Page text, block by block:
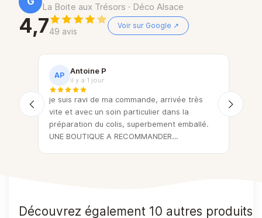
La Boite aux Trésors · Déco Alsace
4,749 avis
Voir sur Google ↗
AP Antoine P
il y a 1 jour
je suis ravi de ma commande, arrivée très
vite et avec un soin particulier dans la
préparation du colis, superbement emballé.
UNE BOUTIQUE A RECOMMANDER
Découvrez également 10 autres produits